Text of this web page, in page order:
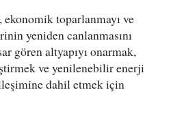
toparlanmayı ve
yeniden canlanmasını
gören altyapıyı onarmak,
ve yenilenebilir enerji
dahil etmek için